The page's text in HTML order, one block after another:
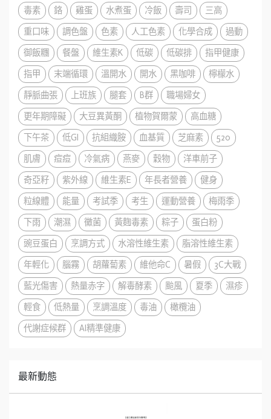
毒素
鉻 雞蛋 水煮蛋 冷飯 壽司
三高
重口味
調色盤 色素 人工色素 化學合成
過動
御飯糰
餐盤 維生素K 低碳 低碳排
指甲健康
指甲
末端循環 溫開水 開水 黑咖啡
檸檬水
靜脈曲張
上班族 腿套 B群
職場婦女
更年期障礙
大豆異黃酮 植物賀爾蒙
高血糖
下午茶
低GI 抗組織胺 血基質 芝麻素
520
肌膚
痘痘 冷氣病 燕麥 穀物
洋車前子
奇亞籽
紫外線 維生素E 年長者營養
健身
粒線體
能量 考試季 考生 運動營養
梅雨季
下雨
潮濕 黴菌 黃麴毒素 粽子
蛋白粉
豌豆蛋白
烹調方式 水溶性維生素
脂溶性維生素
年輕化
腦霧 胡蘿蔔素 維他命C 暑假
3C大戰
藍光傷害
熱量赤字 解毒酵素 颱風 夏季
濕疹
輕食
低熱量 烹調溫度 毒油
橄欖油
代謝症候群
AI精準健康
最新動態